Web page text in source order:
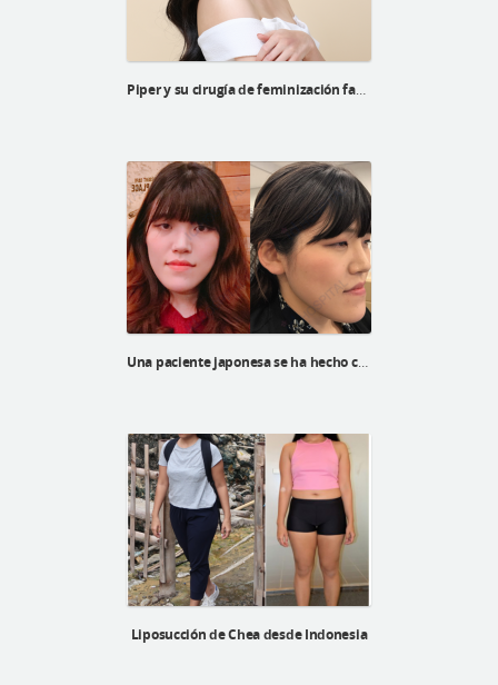
Piper y su cirugía de feminización facial superior de la línea Barbie
Una paciente japonesa se ha hecho cirugía ortognática, la cirugía de v-line, la reducción de pómulos y corrección de ptosis.
Liposucción de Chea desde Indonesia